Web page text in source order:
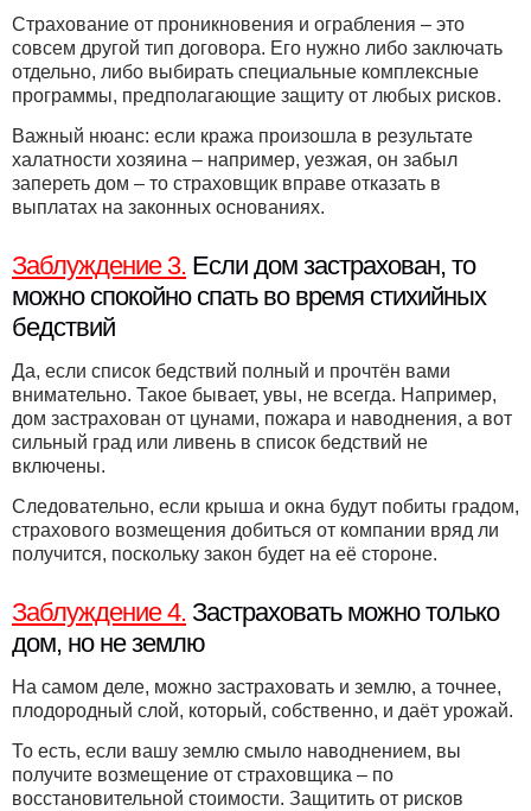
Страхование от проникновения и ограбления – это
совсем другой тип договора. Его нужно либо заключать
отдельно, либо выбирать специальные комплексные
программы, предполагающие защиту от любых рисков.
Важный нюанс: если кража произошла в результате
халатности хозяина – например, уезжая, он забыл
запереть дом – то страховщик вправе отказать в
выплатах на законных основаниях.
Заблуждение 3. Если дом застрахован, то
можно спокойно спать во время стихийных
бедствий
Да, если список бедствий полный и прочтён вами
внимательно. Такое бывает, увы, не всегда. Например,
дом застрахован от цунами, пожара и наводнения, а вот
сильный град или ливень в список бедствий не
включены.
Следовательно, если крыша и окна будут побиты градом,
страхового возмещения добиться от компании вряд ли
получится, поскольку закон будет на её стороне.
Заблуждение 4. Застраховать можно только
дом, но не землю
На самом деле, можно застраховать и землю, а точнее,
плодородный слой, который, собственно, и даёт урожай.
То есть, если вашу землю смыло наводнением, вы
получите возмещение от страховщика – по
восстановительной стоимости. Защитить от рисков